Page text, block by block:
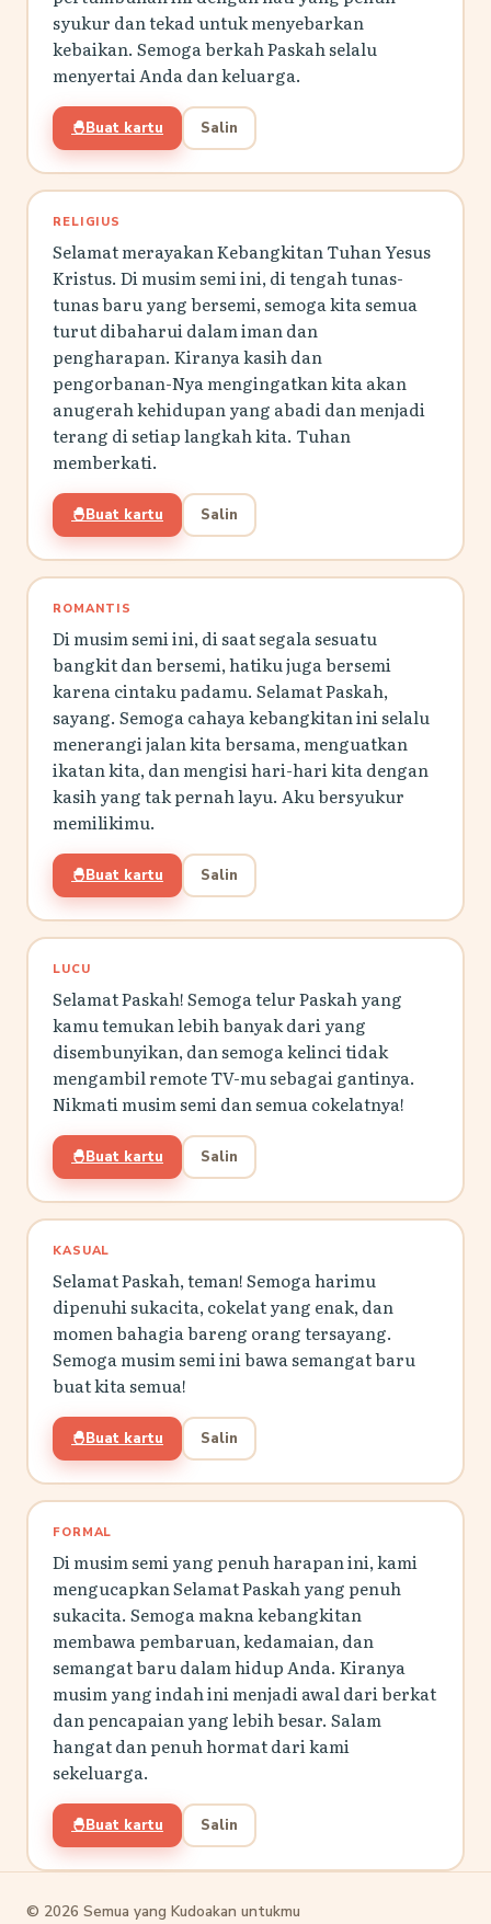
syukur dan tekad untuk menyebarkan
kebaikan. Semoga berkah Paskah selalu
menyertai Anda dan keluarga.
🐣Buat kartu Salin
RELIGIUS
Selamat merayakan Kebangkitan Tuhan Yesus
Kristus. Di musim semi ini, di tengah tunas-
tunas baru yang bersemi, semoga kita semua
turut dibaharui dalam iman dan
pengharapan. Kiranya kasih dan
pengorbanan-Nya mengingatkan kita akan
anugerah kehidupan yang abadi dan menjadi
terang di setiap langkah kita. Tuhan
memberkati.
🐣Buat kartu Salin
ROMANTIS
Di musim semi ini, di saat segala sesuatu
bangkit dan bersemi, hatiku juga bersemi
karena cintaku padamu. Selamat Paskah,
sayang. Semoga cahaya kebangkitan ini selalu
menerangi jalan kita bersama, menguatkan
ikatan kita, dan mengisi hari-hari kita dengan
kasih yang tak pernah layu. Aku bersyukur
memilikimu.
🐣Buat kartu Salin
LUCU
Selamat Paskah! Semoga telur Paskah yang
kamu temukan lebih banyak dari yang
disembunyikan, dan semoga kelinci tidak
mengambil remote TV-mu sebagai gantinya.
Nikmati musim semi dan semua cokelatnya!
🐣Buat kartu Salin
KASUAL
Selamat Paskah, teman! Semoga harimu
dipenuhi sukacita, cokelat yang enak, dan
momen bahagia bareng orang tersayang.
Semoga musim semi ini bawa semangat baru
buat kita semua!
🐣Buat kartu Salin
FORMAL
Di musim semi yang penuh harapan ini, kami
mengucapkan Selamat Paskah yang penuh
sukacita. Semoga makna kebangkitan
membawa pembaruan, kedamaian, dan
semangat baru dalam hidup Anda. Kiranya
musim yang indah ini menjadi awal dari berkat
dan pencapaian yang lebih besar. Salam
hangat dan penuh hormat dari kami
sekeluarga.
🐣Buat kartu Salin
© 2026 Semua yang Kudoakan untukmu